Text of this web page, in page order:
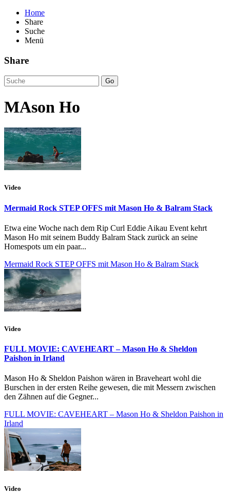
Home
Share
Suche
Menü
Share
Go
MAson Ho
Video
Mermaid Rock STEP OFFS mit Mason Ho & Balram Stack
Etwa eine Woche nach dem Rip Curl Eddie Aikau Event kehrt
Mason Ho mit seinem Buddy Balram Stack zurück an seine
Homespots um ein paar...
Mermaid Rock STEP OFFS mit Mason Ho & Balram Stack
Video
FULL MOVIE: CAVEHEART – Mason Ho & Sheldon
Paishon in Irland
Mason Ho & Sheldon Paishon wären in Braveheart wohl die
Burschen in der ersten Reihe gewesen, die mit Messern zwischen
den Zähnen auf die Gegner...
FULL MOVIE: CAVEHEART – Mason Ho & Sheldon Paishon in
Irland
Video